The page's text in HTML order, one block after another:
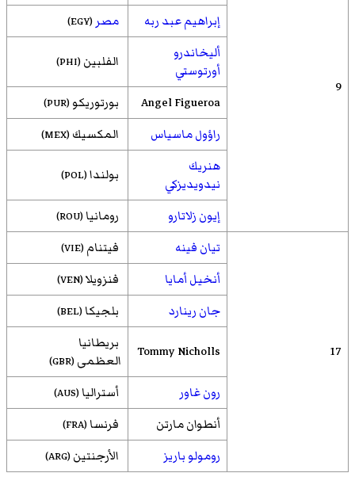
9
إبراهيم عبد ربه مصر (EGY)
أليخاندرو
أورتوستي
الفلبين (PHI)
Angel Figueroa بورتوريكو (PUR)
راؤول ماسياس المكسيك (MEX)
هنريك
نيدويديزكي
بولندا(POL)
إيون زلاتارو رومانيا (ROU)
17
تيان فينه فيتنام (VIE)
أنخيل أمايا فنزويلا(VEN)
جان رينارد بلجيكا (BEL)
Tommy Nicholls
بريطانيا
العظمى (GBR)
رون غاور أستراليا (AUS)
أنطوان مارتن فرنسا (FRA)
رومولو باريز الأرجنتين (ARG)